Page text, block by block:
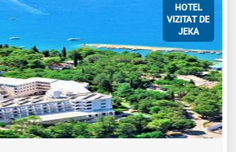
HOTEL
VIZITAT DE
JEKA